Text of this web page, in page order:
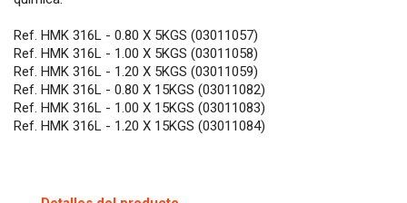
Ref. HMK 316L - 0.80 X 5KGS (03011057)
Ref. HMK 316L - 1.00 X 5KGS (03011058)
Ref. HMK 316L - 1.20 X 5KGS (03011059)
Ref. HMK 316L - 0.80 X 15KGS (03011082)
Ref. HMK 316L - 1.00 X 15KGS (03011083)
Ref. HMK 316L - 1.20 X 15KGS (03011084)